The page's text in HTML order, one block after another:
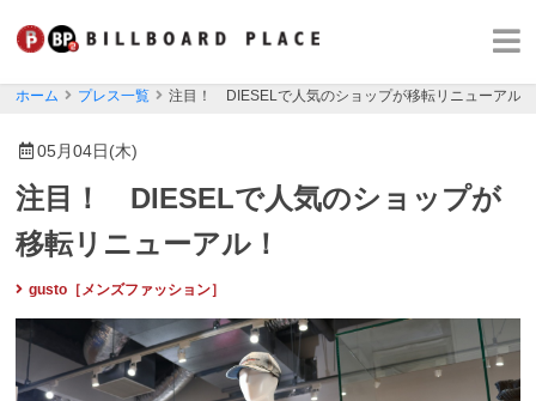
ホーム プレス一覧 注目！ DIESELで人気のショップが移転リニューアル！
05月04日(木)
注目！ DIESELで人気のショップが
移転リニューアル！
gusto［メンズファッション］